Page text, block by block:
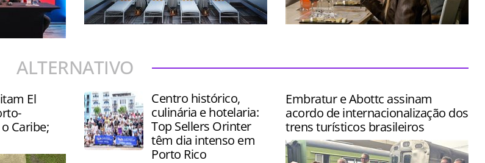
vinhos,
alto padrão
ALTERNATIVO
El
Caribe;
Centro histórico,
culinária e hotelaria:
Top Sellers Orinter
têm dia intenso em
Porto Rico
Embratur e Abottc assinam
acordo de internacionalização dos
trens turísticos brasileiros